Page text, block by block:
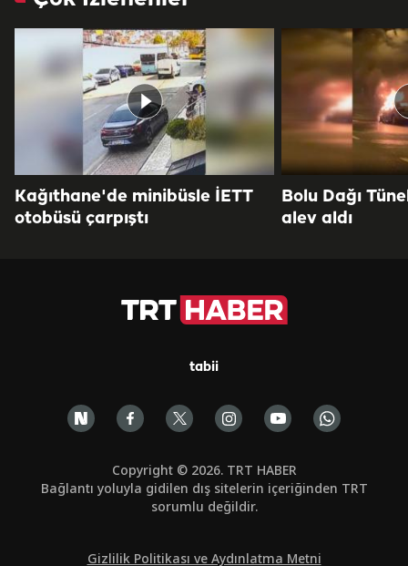
Kağıthane'de minibüsle İETT
otobüsü çarpıştı
Bolu Dağı
alev aldı
tabii
Copyright © 2026. TRT HABER
Bağlantı yoluyla gidilen dış sitelerin içeriğinden TRT
sorumlu değildir.
Gizlilik Politikası ve Aydınlatma Metni